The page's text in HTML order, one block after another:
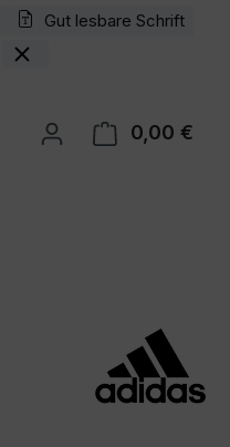
Gut lesbare Schrift
0,00 €